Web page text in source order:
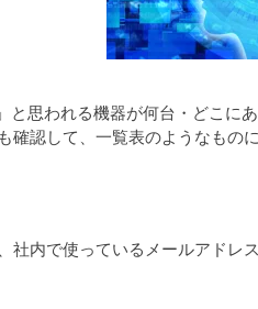
思われる機器が何台・どこに
認して、一覧表のようなもの
社内で使っているメールアドレ